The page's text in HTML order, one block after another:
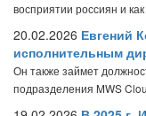
восприятии россиян и
20.02.2026 Евгений
исполнительным
Он также займет
подразделения MWS